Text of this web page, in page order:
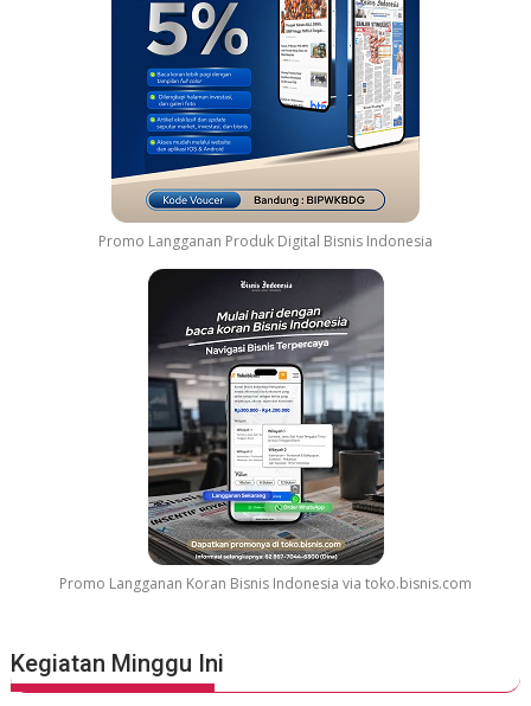
Promo Langganan Produk Digital Bisnis Indonesia
Promo Langganan Koran Bisnis Indonesia via toko.bisnis.com
Kegiatan Minggu Ini